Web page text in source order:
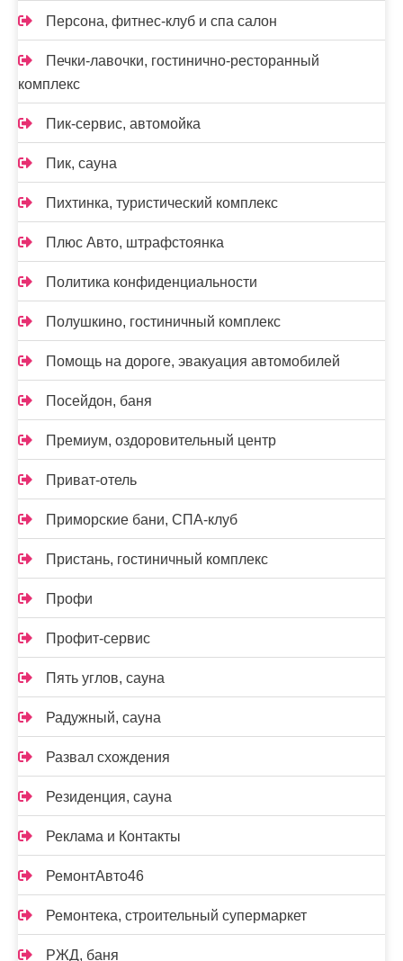
Персона, фитнес-клуб и спа салон
Печки-лавочки, гостинично-ресторанный
комплекс
Пик-сервис, автомойка
Пик, сауна
Пихтинка, туристический комплекс
Плюс Авто, штрафстоянка
Политика конфиденциальности
Полушкино, гостиничный комплекс
Помощь на дороге, эвакуация автомобилей
Посейдон, баня
Премиум, оздоровительный центр
Приват-отель
Приморские бани, СПА-клуб
Пристань, гостиничный комплекс
Профи
Профит-сервис
Пять углов, сауна
Радужный, сауна
Развал схождения
Резиденция, сауна
Реклама и Контакты
РемонтАвто46
Ремонтека, строительный супермаркет
РЖД, баня